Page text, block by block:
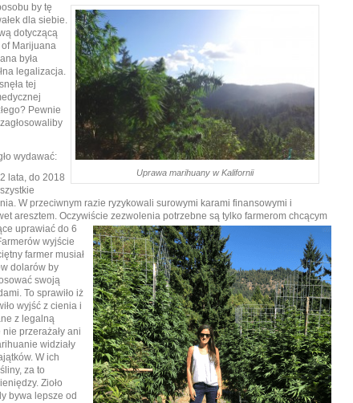
Uprawa marihuany w Kalifornii
by tę
dla siebie.
dotyczącą
Marijuana
była
legalizacja.
tej
Pewnie
wydawać:
lata, do 2018
W przeciwnym razie ryzykowali surowymi karami finansowymi i
aresztem. Oczywiście zezwolenia potrzebne są tylko farmerom chcącym
uprawiać do 6
wyjście
farmer musiał
dolarów by
swoją
To sprawiło iż
wyjść z cienia i
z legalną
przerażały ani
widziały
W ich
za to
Zioło
bywa lepsze od